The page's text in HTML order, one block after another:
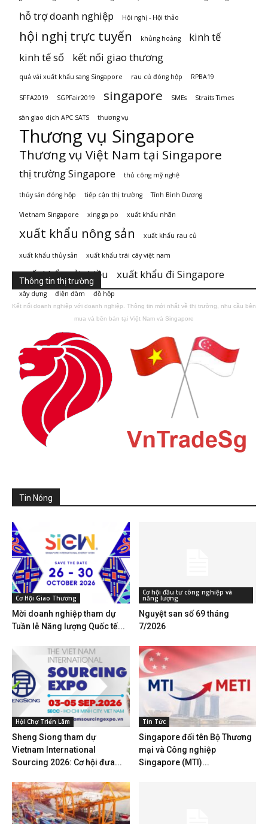
hỗ trợ doanh nghiệp Hội nghị - Hội thảo
hội nghị trực tuyến khủng hoảng
kinh tế
kinh tế số
kết nối giao thương
quả vải xuất khẩu sang Singapore rau củ đóng hộp RPBA19
SFFA2019 SGPFair2019 singapore SMEs Straits Times
sàn giao dịch APC SATS thương vụ
Thương vụ Singapore
Thương vụ Việt Nam tại Singapore
thị trường Singapore thủ công mỹ nghệ
thủy sản đóng hộp tiếp cận thị trường Tỉnh Bình Dương
Vietnam Singapore xing ga po xuất khẩu nhãn
xuất khẩu nông sản xuất khẩu rau củ
xuất khẩu thủy sản xuất khẩu trái cây việt nam
xuất khẩu vải thiều xuất khẩu đi Singapore
xây dựng điện đàm đồ hộp
Thông tin thị trường
Kết nối doanh nghiệp với doanh nghiệp. Thông tin mới nhất về thị trường, nhu cầu bên
mua và bên bán tại Việt Nam và Singapore
Tin Nóng
Cơ Hội Giao Thương
Mời doanh nghiệp tham dự
Tuần lễ Năng lượng Quốc tế...
Cơ hội đầu tư công nghiệp và
năng lượng
Nguyệt san số 69 tháng
7/2026
Hội Chợ Triển Lãm
Sheng Siong tham dự
Vietnam International
Sourcing 2026: Cơ hội đưa...
Tin Tức
Singapore đổi tên Bộ Thương
mại và Công nghiệp
Singapore (MTI)...